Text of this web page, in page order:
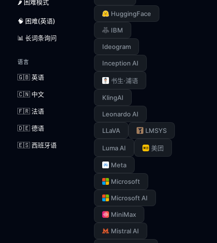
🌶️ 困难模式
🧠 困难(英语)
📊 长词条询问
语言
🇬🇧 英语
🇨🇳 中文
🇫🇷 法语
🇩🇪 德语
🇪🇸 西班牙语
HuggingFace
IBM
Ideogram
Inception AI
书生·浦语
KlingAI
Leonardo AI
LLaVA LMSYS
Luma AI 美团
Meta
Microsoft
Microsoft AI
MiniMax
Mistral AI